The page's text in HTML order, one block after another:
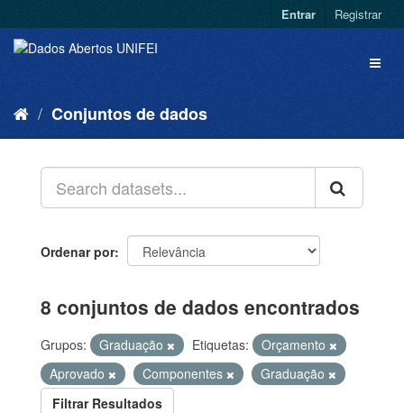
Entrar Registrar
Conjuntos de dados
Ordenar por
8 conjuntos de dados encontrados
Grupos: Graduação Etiquetas:
Orçamento
Aprovado
Componentes
Graduação
Filtrar Resultados